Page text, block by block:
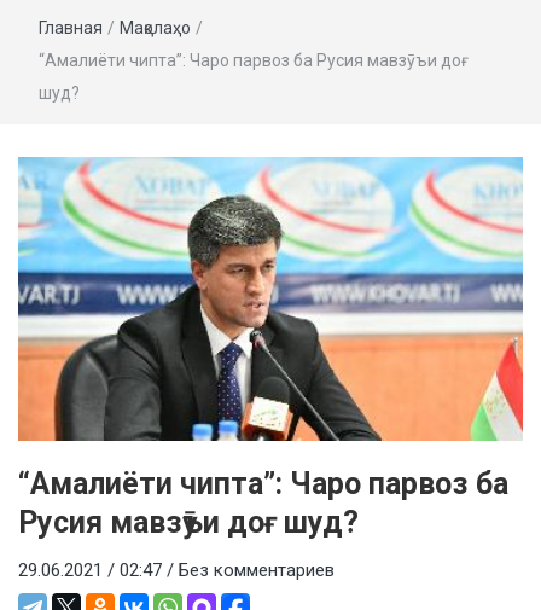
Главная / Мақолаҳо /
“Амалиёти чипта”: Чаро парвоз ба Русия мавзӯъи доғ
шуд?
“Амалиёти чипта”: Чаро парвоз ба
Русия мавзӯъи доғ шуд?
29.06.2021 / 02:47 / Без комментариев